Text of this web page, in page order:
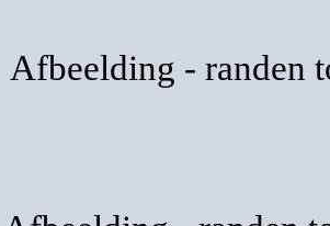
Afbeelding - randen